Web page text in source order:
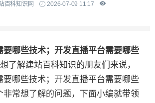
百科知识网
2026-07-09 11:17
要哪些技术；开发直播平台需要哪些
了解建站百科知识的朋友们来说，
要哪些技术；开发直播平台需要哪些
非常想了解的问题，下面小编就带领